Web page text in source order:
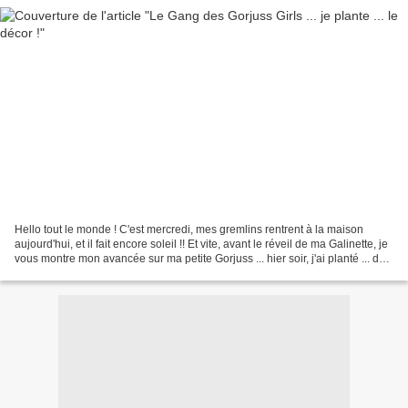
Hello tout le monde ! C'est mercredi, mes gremlins rentrent à la maison
aujourd'hui, et il fait encore soleil !! Et vite, avant le réveil de ma Galinette, je
vous montre mon avancée sur ma petite Gorjuss ... hier soir, j'ai planté ... du